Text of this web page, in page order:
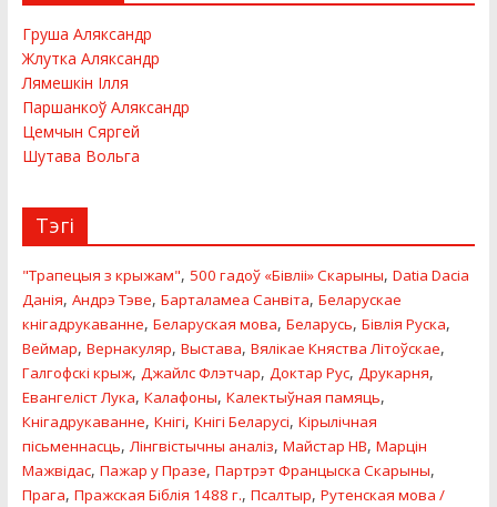
Груша Аляксандр
Жлутка Аляксандр
Лямешкiн Ілля
Паршанкоў Аляксандр
Цемчын Сяргей
Шутава Вольга
Тэгі
"Трапецыя з крыжам", 500 гадоў «Бiвлii» Скарыны, Datia Dacia
Данiя, Андрэ Тэве, Барталамеа Санвіта, Беларускае
кнігадрукаванне, Беларуская мова, Беларусь, Бівлія Руска,
Веймар, Вернакуляр, Выстава, Вялікае Княства Літоўскае,
Галгофскi крыж, Джайлс Флэтчар, Доктар Рус, Друкарня,
Евангелiст Лука, Калафоны, Калектыўная памяць,
Кнігадрукаванне, Кнігі, Кнігі Беларусі, Кірылічная
пісьменнасць,Лінгвістычны аналіз, Майстар HB, Марцін
Мажвідас, Пажар у Празе, Партрэт Францыска Скарыны,
Прага, Пражская Біблія 1488 г., Псалтыр, Рутенская мова /